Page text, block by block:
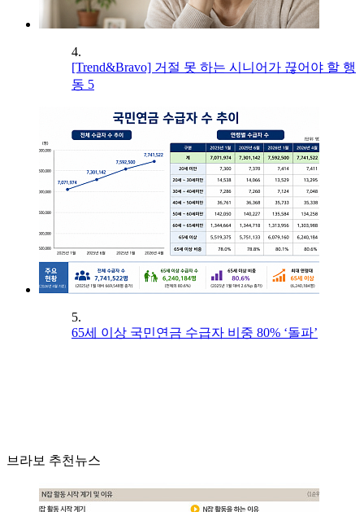
4.
[Trend&Bravo] 거절 못 하는 시니어가 끊어야 할 행
동 5
5.
65세 이상 국민연금 수급자 비중 80% ‘돌파’
브라보 추천뉴스